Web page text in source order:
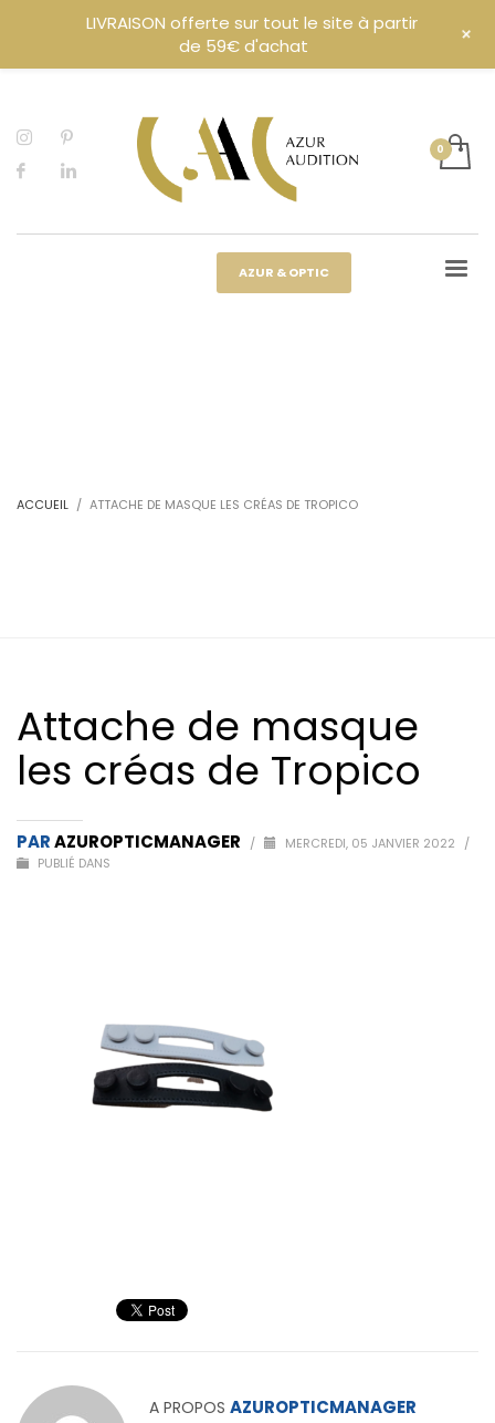
AZUR & OPTIC
ACCUEIL ATTACHE DE MASQUE LES CRÉAS DE TROPICO
Attache de masque
les créas de Tropico
PARAZUROPTICMANAGER / MERCREDI, 05 JANVIER 2022
/
PUBLIÉ DANS
A PROPOS AZUROPTICMANAGER
LIVRAISON offerte sur tout le site à partir
de 59€ d'achat
+